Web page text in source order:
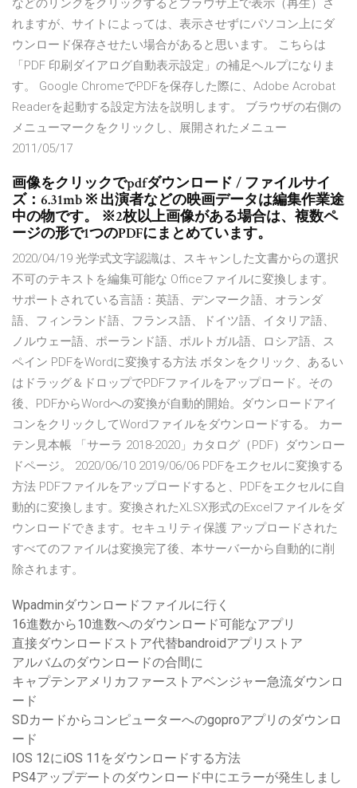
などのリンクをクリックするとブラウザ上で表示（再生）さ
れますが、サイトによっては、表示させずにパソコン上にダ
ウンロード保存させたい場合があると思います。 こちらは
「PDF 印刷ダイアログ自動表示設定」の補足ヘルプになりま
す。 Google ChromeでPDFを保存した際に、Adobe Acrobat
Readerを起動する設定方法を説明します。 ブラウザの右側の
メニューマークをクリックし、展開されたメニュー
2011/05/17
画像をクリックでpdfダウンロード / ファイルサイ
ズ：6.31mb ※ 出演者などの映画データは編集作業途
中の物です。 ※2枚以上画像がある場合は、複数ペ
ージの形で1つのPDFにまとめています。
2020/04/19 光学式文字認識は、スキャンした文書からの選択
不可のテキストを編集可能な Officeファイルに変換します。
サポートされている言語：英語、デンマーク語、オランダ
語、フィンランド語、フランス語、ドイツ語、イタリア語、
ノルウェー語、ポーランド語、ポルトガル語、ロシア語、ス
ペイン PDFをWordに変換する方法 ボタンをクリック、あるい
はドラッグ＆ドロップでPDFファイルをアップロード。その
後、PDFからWordへの変換が自動的開始。ダウンロードアイ
コンをクリックしてWordファイルをダウンロードする。 カー
テン見本帳 「サーラ 2018-2020」カタログ（PDF）ダウンロー
ドページ。 2020/06/10 2019/06/06 PDFをエクセルに変換する
方法 PDFファイルをアップロードすると、PDFをエクセルに自
動的に変換します。変換されたXLSX形式のExcelファイルをダ
ウンロードできます。セキュリティ保護 アップロードされた
すべてのファイルは変換完了後、本サーバーから自動的に削
除されます。
Wpadminダウンロードファイルに行く
16進数から10進数へのダウンロード可能なアプリ
直接ダウンロードストア代替bandroidアプリストア
アルバムのダウンロードの合間に
キャプテンアメリカファーストアベンジャー急流ダウンロ
ード
SDカードからコンピューターへのgoproアプリのダウンロ
ード
IOS 12にiOS 11をダウンロードする方法
PS4アップデートのダウンロード中にエラーが発生しまし